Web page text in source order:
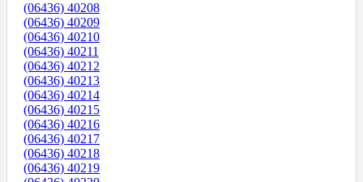
(06436) 40208
(06436) 40209
(06436) 40210
(06436) 40211
(06436) 40212
(06436) 40213
(06436) 40214
(06436) 40215
(06436) 40216
(06436) 40217
(06436) 40218
(06436) 40219